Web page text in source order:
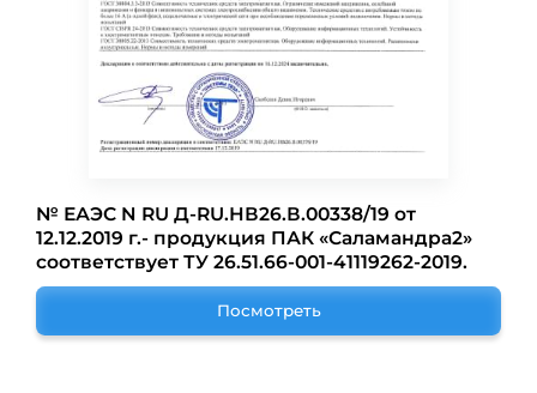
№ ЕАЭС N RU Д-RU.НВ26.В.00338/19 от
12.12.2019 г.- продукция ПАК «Саламандра2»
соответствует ТУ 26.51.66-001-41119262-2019.
Посмотреть